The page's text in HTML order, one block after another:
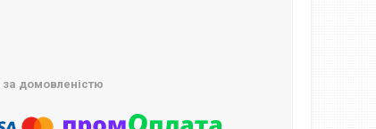
за домовленістю